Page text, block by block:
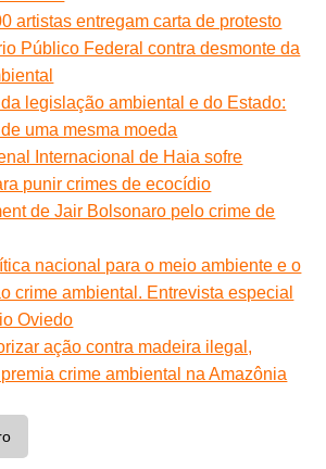
artistas entregam carta de protesto
Público Federal contra desmonte da
legislação ambiental e do Estado:
uma mesma moeda
Internacional de Haia sofre
punir crimes de ecocídio
de Jair Bolsonaro pelo crime de
nacional para o meio ambiente e o
crime ambiental. Entrevista especial
Oviedo
ação contra madeira ilegal,
crime ambiental na Amazônia